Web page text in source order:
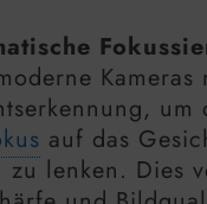
Kameras
um
auf das
zu lenken. Dies